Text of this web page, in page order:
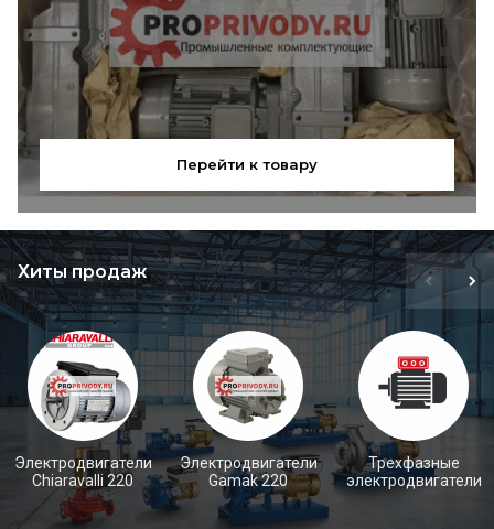
Перейти к товару
Хиты продаж
Электродвигатели
Chiaravalli 220
Электродвигатели
Gamak 220
Трехфазные
электродвигатели